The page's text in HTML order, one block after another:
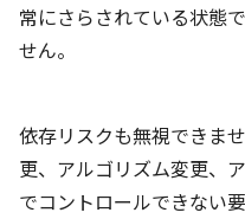
常にさらされている状態
せん。
依存リスクも無視できま
更、アルゴリズム変更、
でコントロールできない